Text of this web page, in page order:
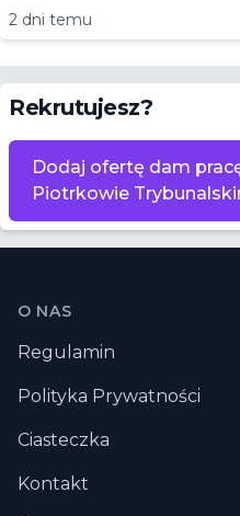
2 dni temu
Rekrutujesz?
Dodaj ofertę dam
Piotrkowie
Stopka
O NAS
Regulamin
Polityka Prywatności
Ciasteczka
Kontakt